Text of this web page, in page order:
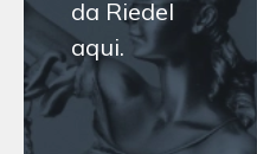
da Riedel
aqui.